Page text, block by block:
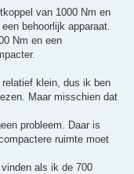
van 1000 Nm en
behoorlijk apparaat.
Nm en een
klein, dus ik ben
Maar misschien dat
probleem. Daar is
ruimte moet
als ik de 700